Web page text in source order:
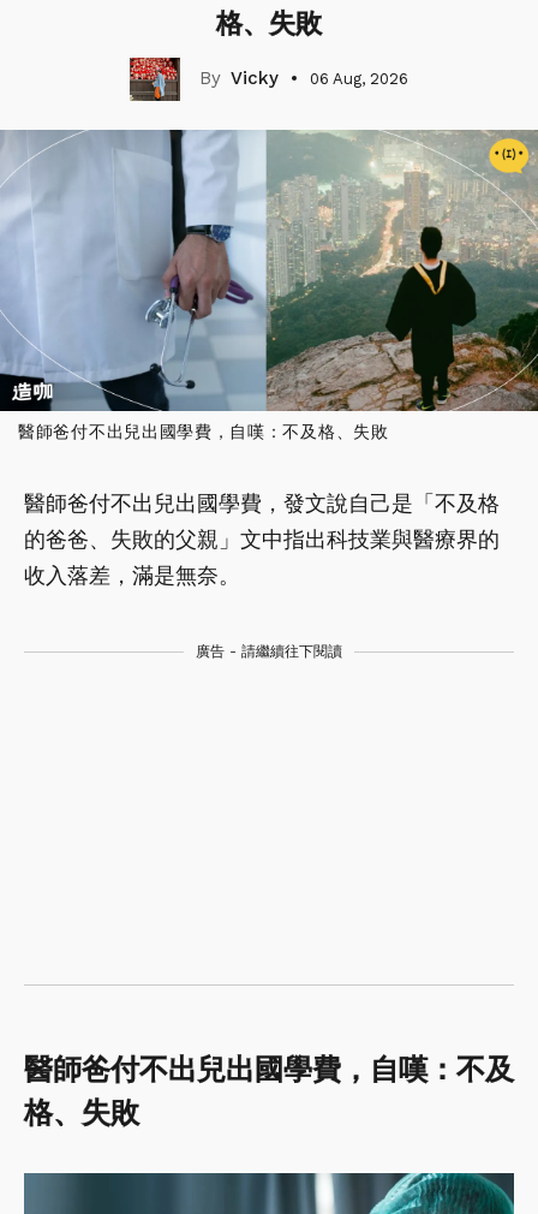
格、失敗
Vicky 06 Aug, 2026
醫師爸付不出兒出國學費，自嘆：不及格、失敗
醫師爸付不出兒出國學費，發文說自己是「不及格
的爸爸、失敗的父親」文中指出科技業與醫療界的
收入落差，滿是無奈。
廣告 - 請繼續往下閱讀
醫師爸付不出兒出國學費，自嘆：不及
格、失敗